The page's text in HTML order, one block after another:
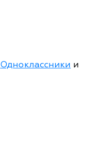
Одноклассники и